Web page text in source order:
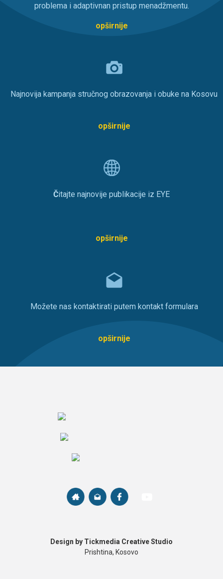
problema i adaptivnan pristup menadžmentu.
opširnije
Najnovija kampanja stručnog obrazovanja i obuke na Kosovu
opširnije
Čitajte najnovije publikacije iz EYE
opširnije
Možete nas kontaktirati putem kontakt formulara
opširnije
Design by Tickmedia Creative Studio
Prishtina, Kosovo